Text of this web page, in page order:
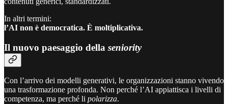
In altri termini:
l’AI non è democratica. È moltiplicativa.
Il nuovo paesaggio della seniority
Con l’arrivo dei modelli generativi, le organizzazioni stanno vivendo
una trasformazione profonda. Non perché l’AI appiattisca i livelli di
competenza, ma perché li polarizza.